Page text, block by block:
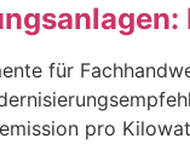
für
pro